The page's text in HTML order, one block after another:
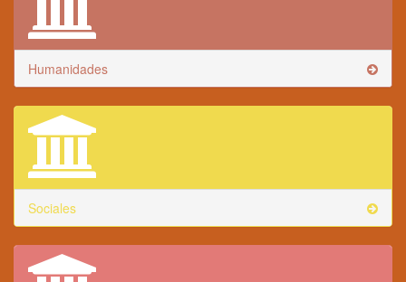
Humanidades
Sociales